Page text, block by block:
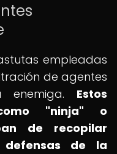
empleadas
de agentes
enemiga. Estos
"ninja" o
de recopilar
defensas de la